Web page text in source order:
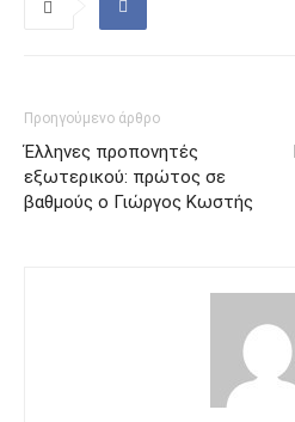
Προηγούμενο άρθρο
Έλληνες προπονητές
εξωτερικού: πρώτος σε
βαθμούς ο Γιώργος Κωστής